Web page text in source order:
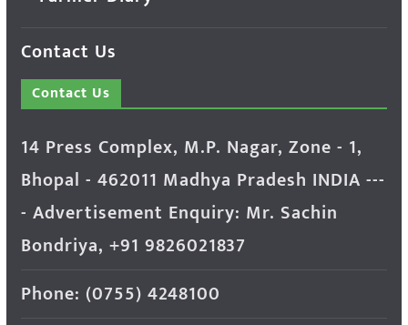
Contact Us
Contact Us
14 Press Complex, M.P. Nagar, Zone - 1,
Bhopal - 462011 Madhya Pradesh INDIA ---
- Advertisement Enquiry: Mr. Sachin
Bondriya, +91 9826021837
Phone: (0755) 4248100